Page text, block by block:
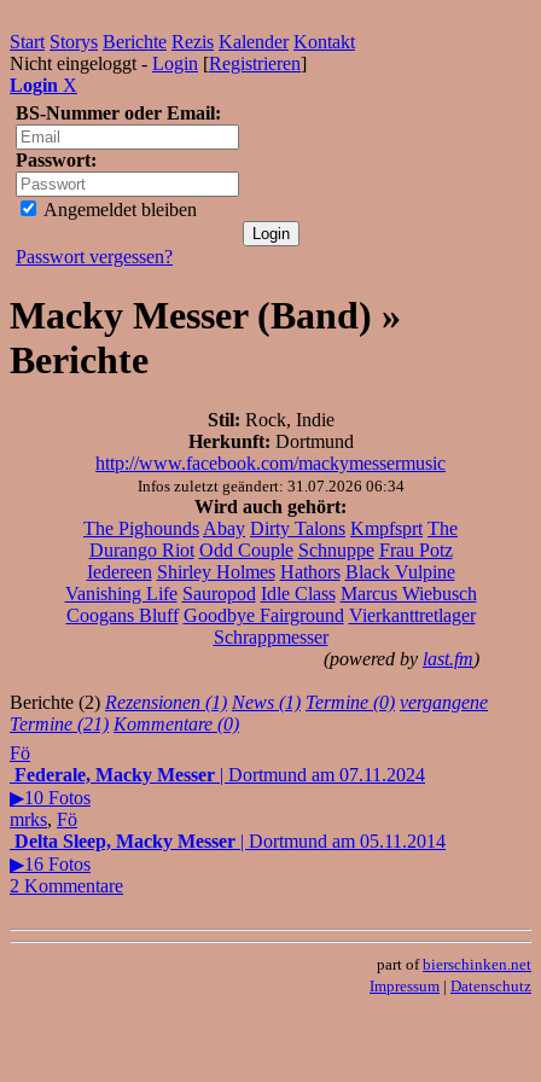
Start Storys Berichte Rezis Kalender Kontakt
Nicht eingeloggt - Login [Registrieren]
Login X
BS-Nummer oder Email:
Passwort:
Angemeldet bleiben
Passwort vergessen?
Macky Messer (Band) »
Berichte
Stil: Rock, Indie
Herkunft: Dortmund
http://www.facebook.com/mackymessermusic
Infos zuletzt geändert: 31.07.2026 06:34
Wird auch gehört:
The Pighounds Abay Dirty Talons Kmpfsprt The
Durango Riot Odd Couple Schnuppe Frau Potz
Iedereen Shirley Holmes Hathors Black Vulpine
Vanishing Life Sauropod Idle Class Marcus Wiebusch
Coogans Bluff Goodbye Fairground Vierkanttretlager
Schrappmesser
(powered by last.fm)
Berichte (2) Rezensionen (1) News (1) Termine (0) vergangene
Termine (21) Kommentare (0)
Fö
Federale, Macky Messer | Dortmund am 07.11.2024
▶10 Fotos
mrks, Fö
Delta Sleep, Macky Messer | Dortmund am 05.11.2014
▶16 Fotos
2 Kommentare
part ofbierschinken.net
Impressum | Datenschutz